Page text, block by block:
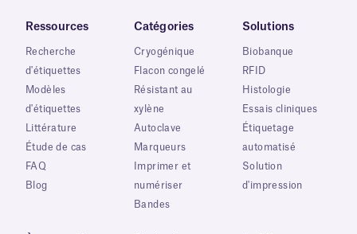
Ressources
Recherche
d'étiquettes
Modèles
d'étiquettes
Littérature
Étude de cas
FAQ
Blog
Catégories
Cryogénique
Flacon congelé
Résistant au
xylène
Autoclave
Marqueurs
Imprimer et
numériser
Bandes
Solutions
Biobanque
RFID
Histologie
Essais cliniques
Étiquetage
automatisé
Solution
d'impression